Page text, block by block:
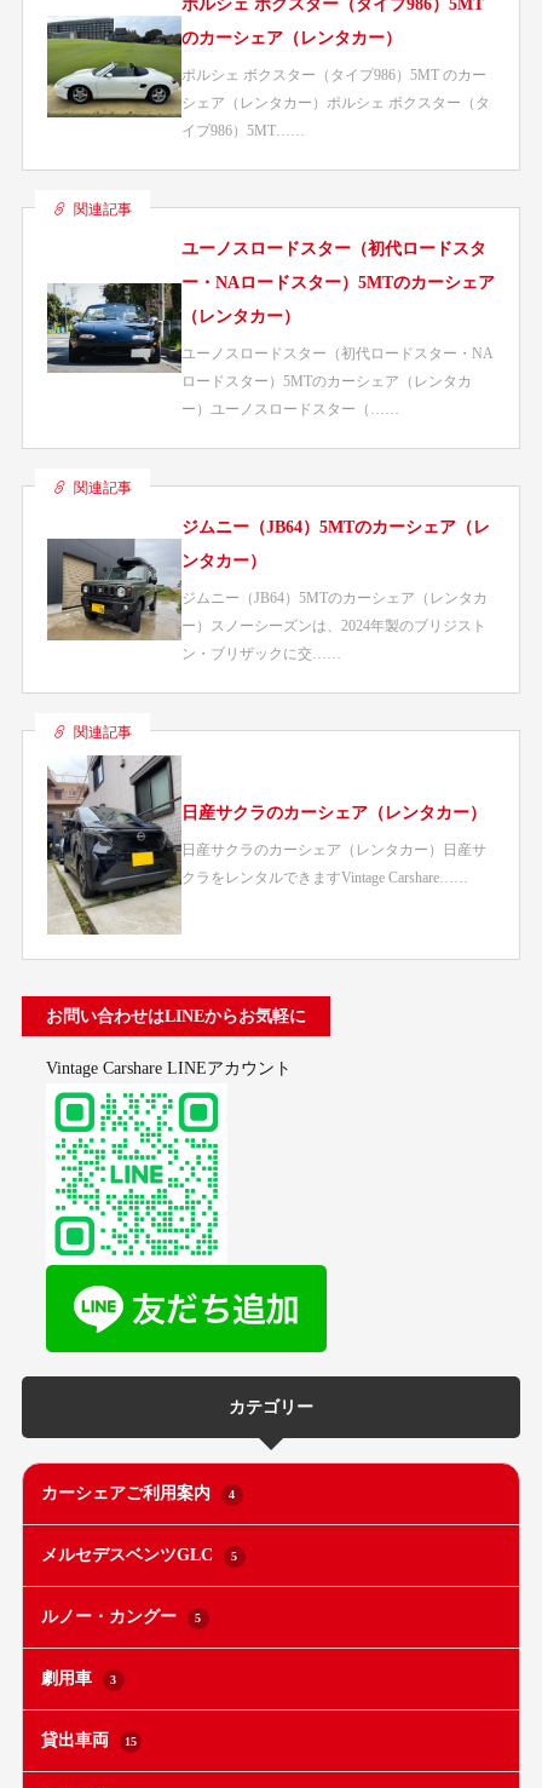
ポルシェ ボクスター（タイプ986）5MT
のカーシェア（レンタカー）
ポルシェ ボクスター（タイプ986）5MT のカー
シェア（レンタカー）ポルシェ ボクスター（タ
イプ986）5MT……
関連記事
ユーノスロードスター（初代ロードスタ
ー・NAロードスター）5MTのカーシェア
（レンタカー）
ユーノスロードスター（初代ロードスター・NA
ロードスター）5MTのカーシェア（レンタカ
ー）ユーノスロードスター（……
関連記事
ジムニー（JB64）5MTのカーシェア（レ
ンタカー）
ジムニー（JB64）5MTのカーシェア（レンタカ
ー）スノーシーズンは、2024年製のブリジスト
ン・ブリザックに交……
関連記事
日産サクラのカーシェア（レンタカー）
日産サクラのカーシェア（レンタカー）日産サ
クラをレンタルできますVintage Carshare……
お問い合わせはLINEからお気軽に
Vintage Carshare LINEアカウント
カテゴリー
カーシェアご利用案内 4
メルセデスベンツGLC 5
ルノー・カングー 5
劇用車 3
貸出車両 15